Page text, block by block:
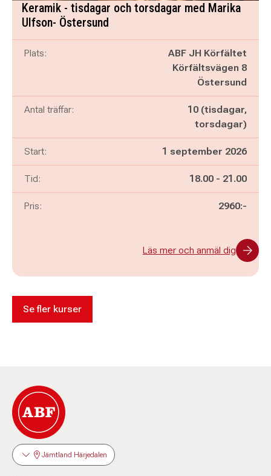
Keramik - tisdagar och torsdagar med Marika
Ulfson- Östersund
Plats:
ABF JH Körfältet
Körfältsvägen 8
Östersund
Antal träffar:
10 (tisdagar,
torsdagar)
Start: 1 september 2026
Tid: Pågår mellan
18.00 - och
21.00
Pris: 2960:-
Läs mer och anmäl dig
Se fler kurser
Jämtland Härjedalen